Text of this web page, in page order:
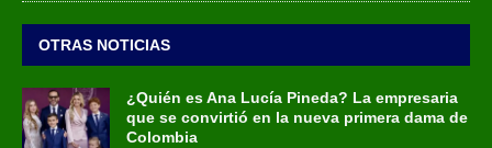
OTRAS NOTICIAS
¿Quién es Ana Lucía Pineda? La empresaria
que se convirtió en la nueva primera dama de
Colombia